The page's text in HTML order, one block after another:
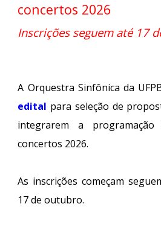
concertos 2026
Inscrições seguem até 17
A Orquestra Sinfônica da
edital para seleção de
integrarem a
concertos 2026.
As inscrições começam
17 de outubro.